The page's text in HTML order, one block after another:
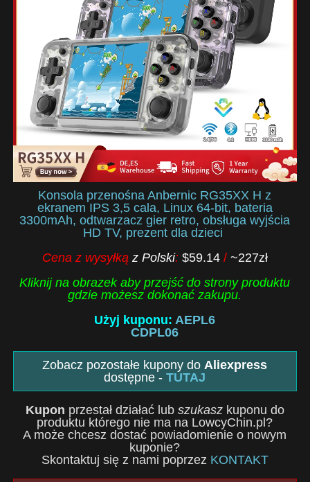
Konsola przenośna Anbernic RG35XX H z
ekranem IPS 3,5 cala, Linux 64-bit, bateria
3300mAh, odtwarzacz gier retro, obsługa wyjścia
HD TV, prezent dla dzieci
Cena z wysyłkąz Polski: $59.14 / ~227zł
Kliknij na obrazek aby przejść do strony produktu
gdzie możesz dokonać zakupu.
Użyj kuponu: AEPL6
CDPL06
Zobacz pozostałe kupony doAliexpress
dostępne -TUTAJ
Kupon przestał działać lub szukaszkuponu do
produktu którego nie ma na LowcyChin.pl?
A może chcesz dostać powiadomienie o nowym
kuponie?
Skontaktuj się z nami poprzez KONTAKT